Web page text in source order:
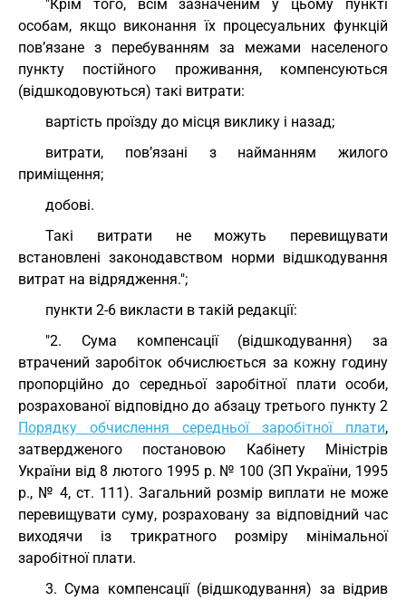
"Крім того, всім зазначеним у цьому пункті
особам, якщо виконання їх процесуальних функцій
пов’язане з перебуванням за межами населеного
пункту постійного проживання, компенсуються
(відшкодовуються) такі витрати:
вартість проїзду до місця виклику і назад;
витрати, пов’язані з найманням жилого
приміщення;
добові.
Такі витрати не можуть перевищувати
встановлені законодавством норми відшкодування
витрат на відрядження.";
пункти 2-6 викласти в такій редакції:
"2. Сума компенсації (відшкодування) за
втрачений заробіток обчислюється за кожну годину
пропорційно до середньої заробітної плати особи,
розрахованої відповідно до абзацу третього пункту 2
Порядку обчислення середньої заробітної плати,
затвердженого постановою Кабінету Міністрів
України від 8 лютого 1995 р. № 100 (ЗП України, 1995
р., № 4, ст. 111). Загальний розмір виплати не може
перевищувати суму, розраховану за відповідний час
виходячи із трикратного розміру мінімальної
заробітної плати.
3. Сума компенсації (відшкодування) за відрив